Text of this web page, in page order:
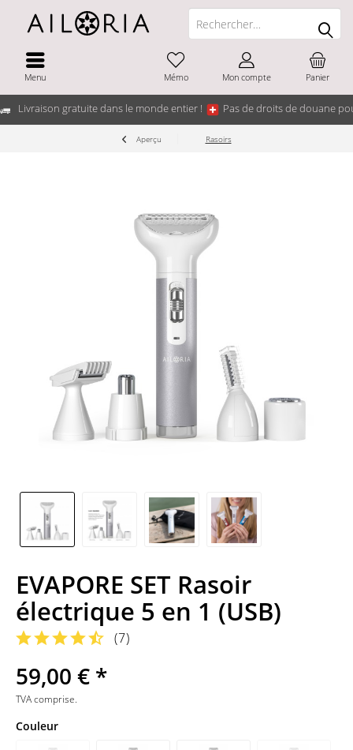
Livraison gratuite dans le monde entier ! Pas de droits de douane
Menu Panier
Mémo Mon compte
Aperçu Rasoirs
EVAPORE SET Rasoir
électrique 5 en 1 (USB)
(7)
59,00 € *
TVA comprise.
Couleur